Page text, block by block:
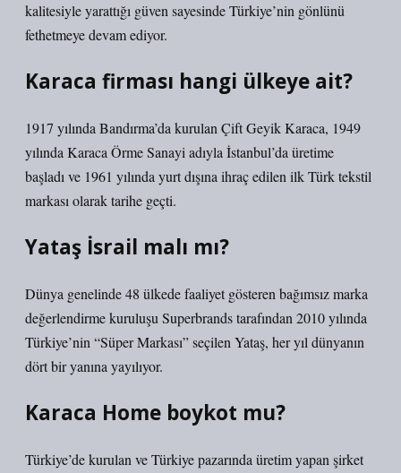
kalitesiyle yarattığı güven sayesinde Türkiye’nin gönlünü
fethetmeye devam ediyor.
Karaca firması hangi ülkeye ait?
1917 yılında Bandırma’da kurulan Çift Geyik Karaca, 1949
yılında Karaca Örme Sanayi adıyla İstanbul’da üretime
başladı ve 1961 yılında yurt dışına ihraç edilen ilk Türk tekstil
markası olarak tarihe geçti.
Yataş İsrail malı mı?
Dünya genelinde 48 ülkede faaliyet gösteren bağımsız marka
değerlendirme kuruluşu Superbrands tarafından 2010 yılında
Türkiye’nin “Süper Markası” seçilen Yataş, her yıl dünyanın
dört bir yanına yayılıyor.
Karaca Home boykot mu?
Türkiye’de kurulan ve Türkiye pazarında üretim yapan şirket